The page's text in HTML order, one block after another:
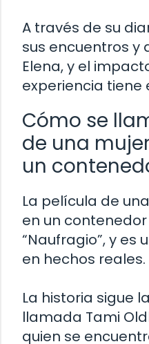
A través de su
sus encuentros y
Elena, y el
experiencia tiene
Cómo se
de una
un
La película de
en un
“Naufragio”, y
en hechos reales.
La historia sigue
llamada Tami
quien se